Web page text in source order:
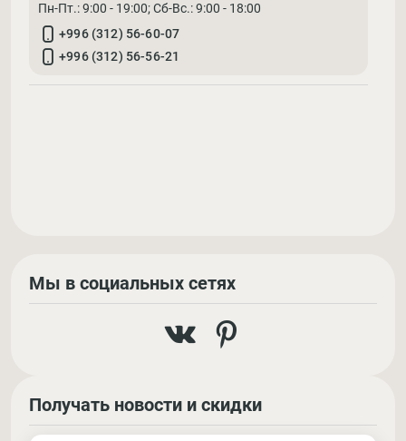
Пн-Пт.: 9:00 - 19:00; Cб-Вс.: 9:00 - 18:00
+996 (312) 56-60-07
+996 (312) 56-56-21
Мы в социальных сетях
Получать новости и скидки